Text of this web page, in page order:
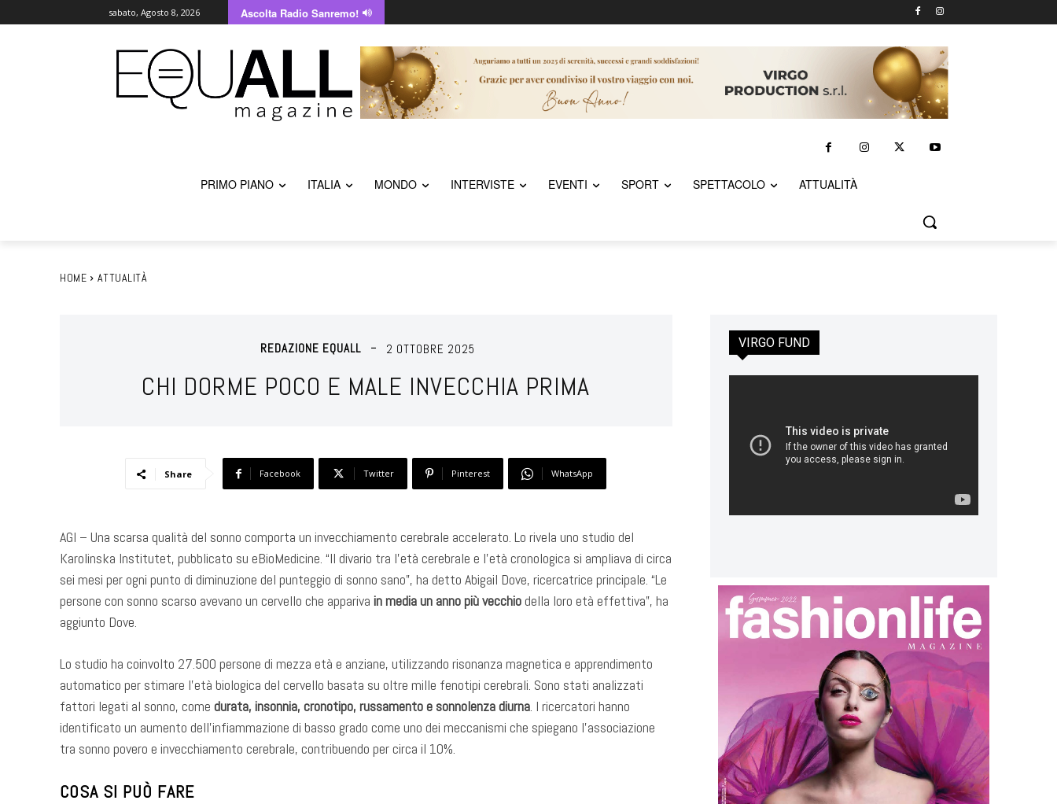
sabato, Agosto 8, 2026 Ascolta Radio Sanremo!
PRIMO PIANO ITALIA MONDO INTERVISTE EVENTI SPORT SPETTACOLO ATTUALITÀ
HOME ATTUALITÀ
REDAZIONE EQUALL 2 OTTOBRE 2025
CHI DORME POCO E MALE INVECCHIA PRIMA
Share Facebook Twitter Pinterest WhatsApp
AGI – Una scarsa qualità del sonno comporta un invecchiamento cerebrale accelerato. Lo rivela uno studio del
Karolinska Institutet, pubblicato su eBioMedicine. “Il divario tra l’età cerebrale e l’età cronologica si ampliava di circa
sei mesi per ogni punto di diminuzione del punteggio di sonno sano”, ha detto Abigail Dove, ricercatrice principale. “Le
persone con sonno scarso avevano un cervello che appariva in media un anno più vecchiodella loro età effettiva”, ha
aggiunto Dove.
Lo studio ha coinvolto 27.500 persone di mezza età e anziane, utilizzando risonanza magnetica e apprendimento
automatico per stimare l’età biologica del cervello basata su oltre mille fenotipi cerebrali. Sono stati analizzati
fattori legati al sonno, come durata, insonnia, cronotipo, russamento e sonnolenza diurna. I ricercatori hanno
identificato un aumento dell’infiammazione di basso grado come uno dei meccanismi che spiegano l’associazione
tra sonno povero e invecchiamento cerebrale, contribuendo per circa il 10%.
COSA SI PUÒ FARE
VIRGO FUND